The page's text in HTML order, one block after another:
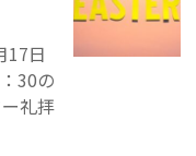
17日
30の
礼拝